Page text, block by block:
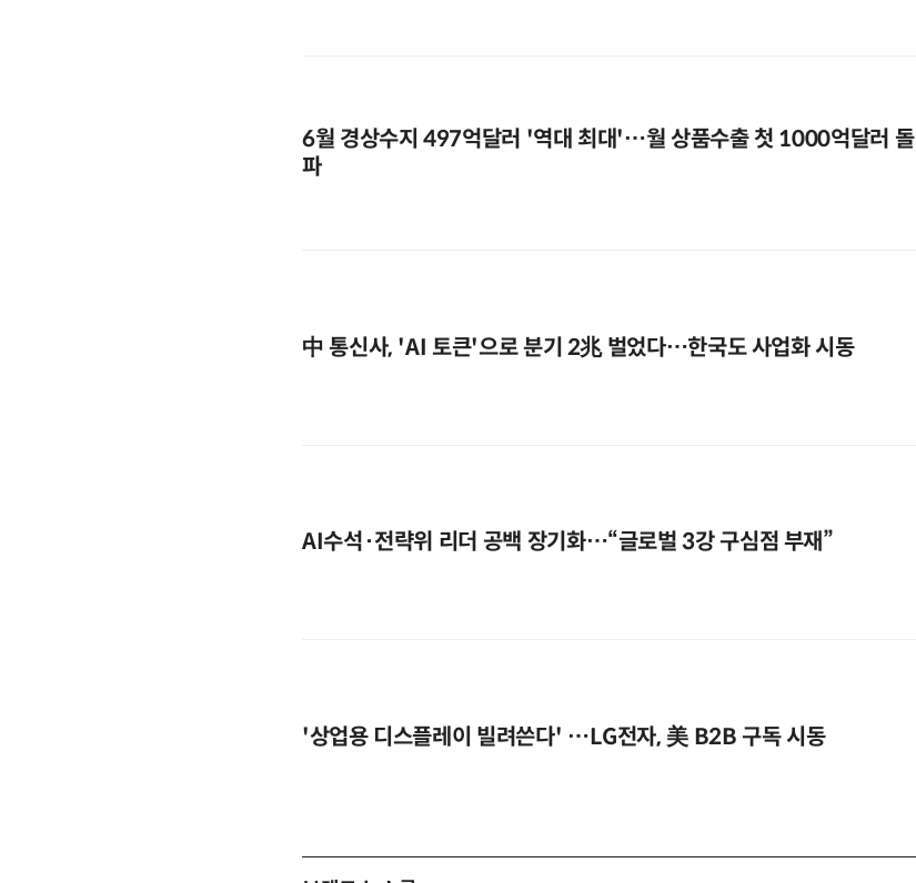
6월 경상수지 497억달러 '역대 최대'…월 상품수출 첫 1000억달러 돌
파
中 통신사, 'AI 토큰'으로 분기 2兆 벌었다…한국도 사업화 시동
AI수석·전략위 리더 공백 장기화…“글로벌 3강 구심점 부재”
'상업용 디스플레이 빌려쓴다' …LG전자, 美 B2B 구독 시동